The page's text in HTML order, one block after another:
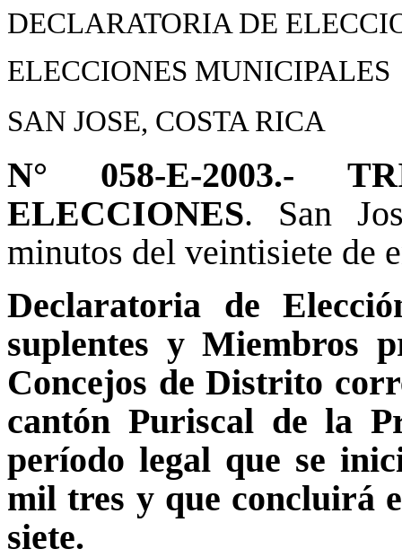
DECLARATORIA DE
ELECCIONES MUNICIPALES
SAN JOSE, COSTA RICA
N° 058-E-2003.-
ELECCIONES. San
minutos del veintisiete de
Declaratoria de
suplentes y Miembros
Concejos de Distrito
cantón Puriscal de la
período legal que se
mil tres y que concluirá
siete.